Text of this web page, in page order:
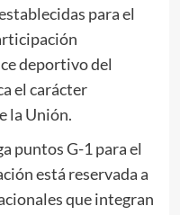
para el
deportivo del
el carácter
la Unión.
puntos G-1 para el
está reservada a
que integran